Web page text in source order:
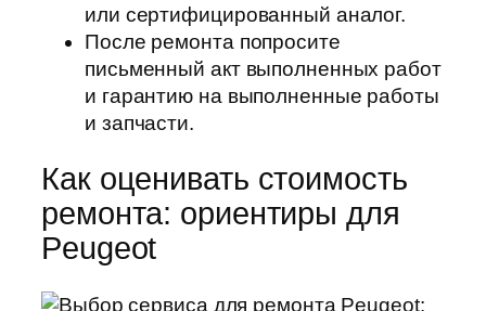
или сертифицированный аналог.
После ремонта попросите
письменный акт выполненных работ
и гарантию на выполненные работы
и запчасти.
Как оценивать стоимость
ремонта: ориентиры для
Peugeot